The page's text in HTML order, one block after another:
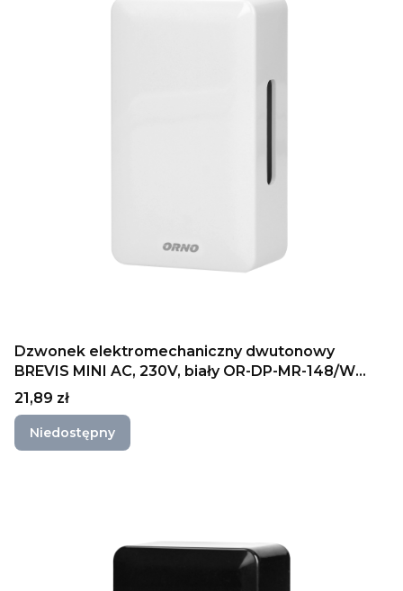
Dzwonek elektromechaniczny dwutonowy
BREVIS MINI AC, 230V, biały OR-DP-MR-148/W
ORNO
Cena
21,89 zł
Niedostępny